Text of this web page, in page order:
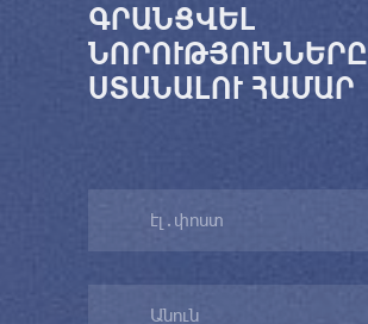
ԳՐԱՆՑՎԵԼ
ՆՈՐՈՒԹՅՈՒՆՆԵՐԸ
ՍՏԱՆԱԼՈՒ ՀԱՄԱՐ